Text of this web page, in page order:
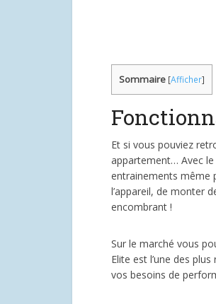
Sommaire [Afficher]
Et si vous pouviez
appartement… Avec
entrainements même
l’appareil, de monter
encombrant !
Sur le marché vous
Elite est l’une des
vos besoins de